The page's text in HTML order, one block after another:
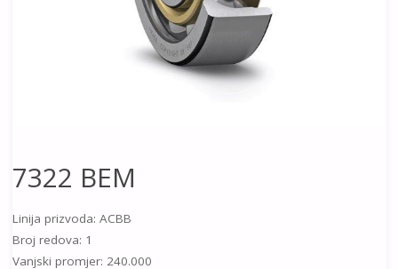
7322 BEM
Linija prizvoda: ACBB
Broj redova: 1
Vanjski promjer: 240.000